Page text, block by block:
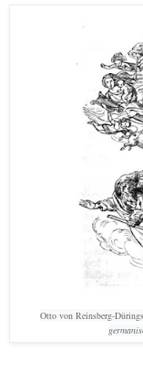
Otto von Reinsberg-